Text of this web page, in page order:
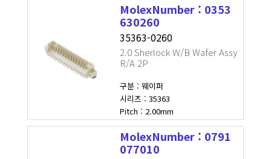
MolexNumber : 0353
630260
35363-0260
2.0 Sherlock W/B Wafer Assy
R/A 2P
구분 : 웨이퍼
시리즈 : 35363
Pitch : 2.00mm
MolexNumber : 0791
077010